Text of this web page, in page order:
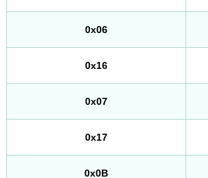
0x06
0x16
0x07
0x17
0x0B